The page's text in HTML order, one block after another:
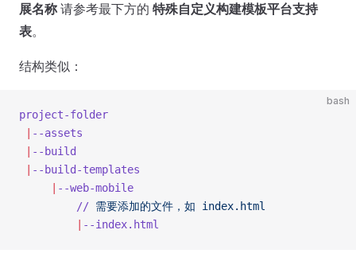
展名称 请参考最下方的 特殊自定义构建模板平台支持
表。
结构类似：
bash
project-folder
--assets
--build
--build-templates
--web-mobile
         //
需要添加的文件，如 index.html
--index.html